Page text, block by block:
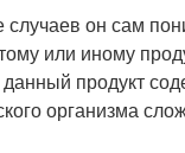
он сам
или иному
продукт
организма